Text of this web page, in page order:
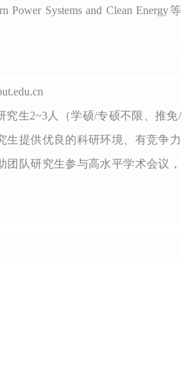
Power Systems and Clean Energy等
究生2~3人（学硕/专硕不限、推免/
生提供优良的科研环境、有竞争力
团队研究生参与高水平学术会议，